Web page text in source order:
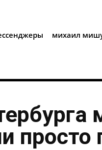
михаил
просто